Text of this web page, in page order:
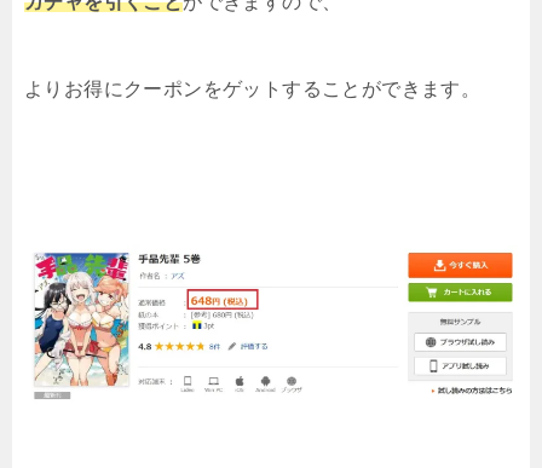
よりお得にクーポンをゲットすることができます。